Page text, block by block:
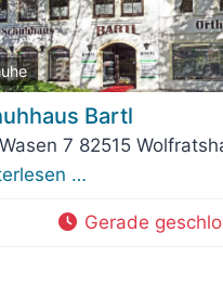
Bartl
7 82515
…
Gerade